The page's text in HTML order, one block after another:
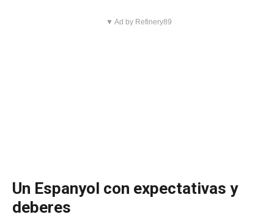
▼ Ad by Refinery89
Un Espanyol con expectativas y
deberes